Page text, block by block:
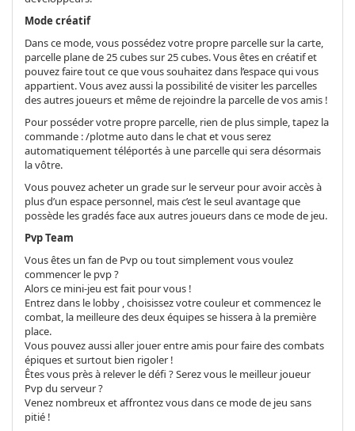
Mode créatif
Dans ce mode, vous possédez votre propre parcelle sur la carte,
parcelle plane de 25 cubes sur 25 cubes. Vous êtes en créatif et
pouvez faire tout ce que vous souhaitez dans l’espace qui vous
appartient. Vous avez aussi la possibilité de visiter les parcelles
des autres joueurs et même de rejoindre la parcelle de vos amis !
Pour posséder votre propre parcelle, rien de plus simple, tapez la
commande : /plotme auto dans le chat et vous serez
automatiquement téléportés à une parcelle qui sera désormais
la vôtre.
Vous pouvez acheter un grade sur le serveur pour avoir accès à
plus d’un espace personnel, mais c’est le seul avantage que
possède les gradés face aux autres joueurs dans ce mode de jeu.
Pvp Team
Vous êtes un fan de Pvp ou tout simplement vous voulez
commencer le pvp ?
Alors ce mini-jeu est fait pour vous !
Entrez dans le lobby , choisissez votre couleur et commencez le
combat, la meilleure des deux équipes se hissera à la première
place.
Vous pouvez aussi aller jouer entre amis pour faire des combats
épiques et surtout bien rigoler !
Êtes vous près à relever le défi ? Serez vous le meilleur joueur
Pvp du serveur ?
Venez nombreux et affrontez vous dans ce mode de jeu sans
pitié !